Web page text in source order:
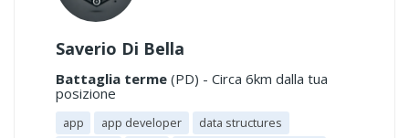
Saverio Di Bella
Battaglia terme (PD) - Circa 6km dalla tua
posizione
app app developer
data structures